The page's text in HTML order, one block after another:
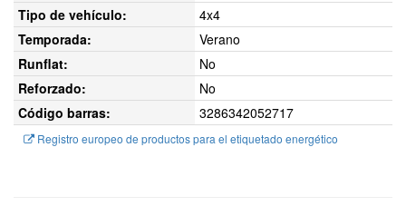
Tipo de vehículo:
4x4
Temporada:
Verano
Runflat:
No
Reforzado:
No
Código barras:
3286342052717
Registro europeo de productos para el etiquetado energético